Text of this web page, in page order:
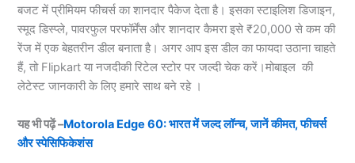
बजट में प्रीमियम फीचर्स का शानदार पैकेज देता है। इसका स्टाइलिश डिजाइन,
स्मूद डिस्प्ले, पावरफुल परफॉर्मेंस और शानदार कैमरा इसे ₹20,000 से कम की
रेंज में एक बेहतरीन डील बनाता है। अगर आप इस डील का फायदा उठाना चाहते
हैं, तो Flipkart या नजदीकी रिटेल स्टोर पर जल्दी चेक करें।मोबाइल की
लेटेस्ट जानकारी के लिए हमारे साथ बने रहे ।
यह भी पढ़ें –Motorola Edge 60: भारत में जल्द लॉन्च, जानें कीमत, फीचर्स
और स्पेसिफिकेशंस